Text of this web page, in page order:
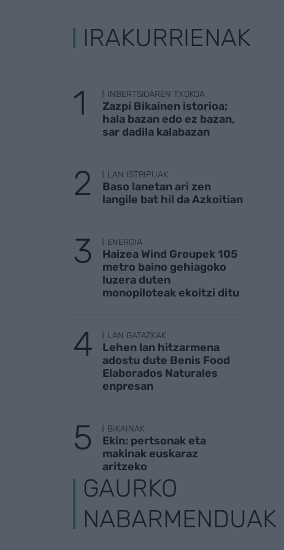
IRAKURRIENAK
INBERTSIOAREN TXOKOA
Zazpi Bikainen istorioa;
hala bazan edo ez bazan,
sar dadila kalabazan
LAN ISTRIPUAK
Baso lanetan ari zen
langile bat hil da Azkoitian
ENERGIA
Haizea Wind Groupek 105
metro baino gehiagoko
luzera duten
monopiloteak ekoitzi ditu
LAN GATAZKAK
Lehen lan hitzarmena
adostu dute Benis Food
Elaborados Naturales
enpresan
BIKAINAK
Ekin: pertsonak eta
makinak euskaraz
aritzeko
GAURKO
NABARMENDUAK